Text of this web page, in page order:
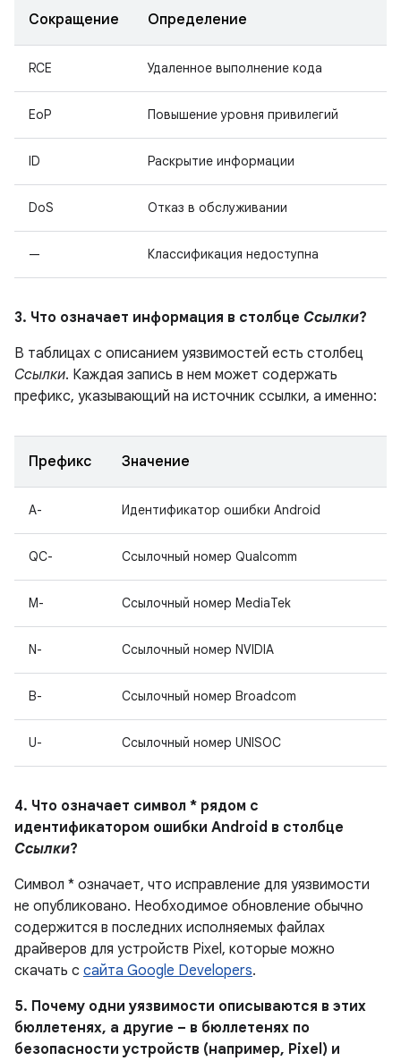
Сокращение Определение
RCE Удаленное выполнение кода
EoP Повышение уровня привилегий
ID Раскрытие информации
DoS Отказ в обслуживании
— Классификация недоступна
3. Что означает информация в столбце Ссылки?
В таблицах с описанием уязвимостей есть столбец
Ссылки. Каждая запись в нем может содержать
префикс, указывающий на источник ссылки, а именно:
Префикс Значение
A- Идентификатор ошибки Android
QC- Ссылочный номер Qualcomm
M- Ссылочный номер MediaTek
N- Ссылочный номер NVIDIA
B- Ссылочный номер Broadcom
U- Ссылочный номер UNISOC
4. Что означает символ * рядом с
идентификатором ошибки Android в столбце
Ссылки?
Символ * означает, что исправление для уязвимости
не опубликовано. Необходимое обновление обычно
содержится в последних исполняемых файлах
драйверов для устройств Pixel, которые можно
скачать с сайта Google Developers.
5. Почему одни уязвимости описываются в этих
бюллетенях, а другие – в бюллетенях по
безопасности устройств (например, Pixel) и